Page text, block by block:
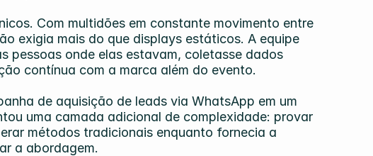
Com multidões em constante movimento entre
exigia mais do que displays estáticos. A equipe
pessoas onde elas estavam, coletasse dados
contínua com a marca além do evento.
de aquisição de leads via WhatsApp em um
uma camada adicional de complexidade: provar
métodos tradicionais enquanto fornecia a
a abordagem.